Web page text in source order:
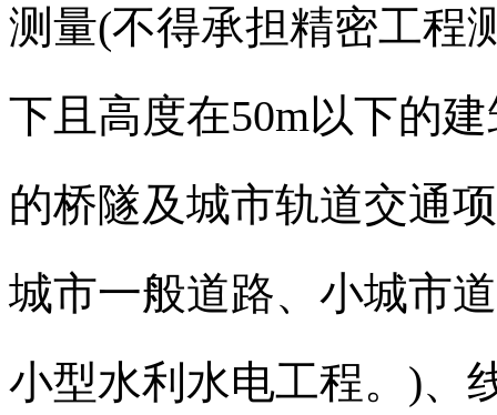
测量(不得承担精密工程
下且高度在50m以下的
的桥隧及城市轨道交通
城市一般道路、小城市
小型水利水电工程。 )、